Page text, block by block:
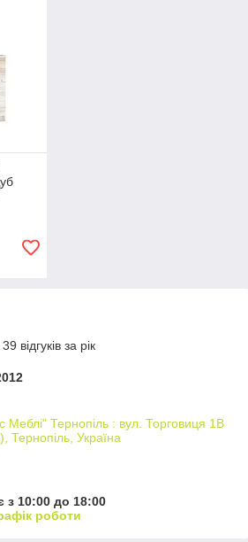
відгуків за рік
Меблі" Тернопіль : вул. Торговиця 1В
Україна
з 10:00 до 18:00
роботи